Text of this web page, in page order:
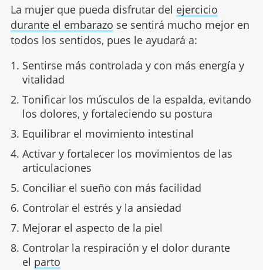
La mujer que pueda disfrutar del ejercicio
durante el embarazo se sentirá mucho mejor en
todos los sentidos, pues le ayudará a:
Sentirse más controlada y con más energía y
vitalidad
Tonificar los músculos de la espalda, evitando
los dolores, y fortaleciendo su postura
Equilibrar el movimiento intestinal
Activar y fortalecer los movimientos de las
articulaciones
Conciliar el sueño con más facilidad
Controlar el estrés y la ansiedad
Mejorar el aspecto de la piel
Controlar la respiración y el dolor durante
el parto